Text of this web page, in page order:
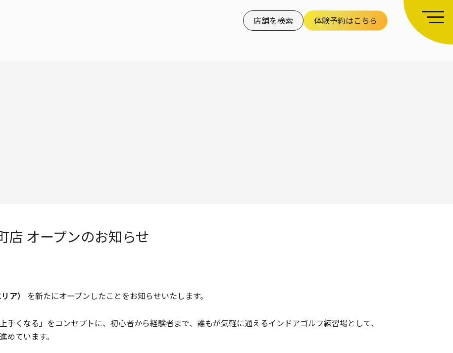
店舗を検索 体験予約はこちら
店 オープンのお知らせ
ア） を新たにオープンしたことをお知らせいたします。
手くなる」をコンセプトに、初心者から経験者まで、誰もが気軽に通えるインドアゴルフ練習場として、
ています。